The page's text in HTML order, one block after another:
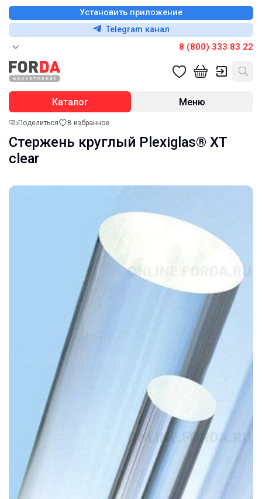
Установить приложение
Telegram канал
8 (800) 333 83 22
Каталог Меню
Поделиться В избранное
Стержень круглый Plexiglas® XT
clear